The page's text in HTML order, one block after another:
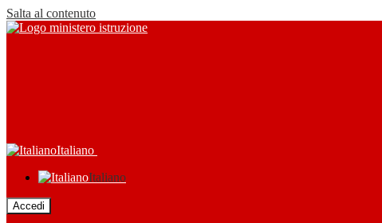
Salta al contenuto
Italiano
Italiano
Accedi